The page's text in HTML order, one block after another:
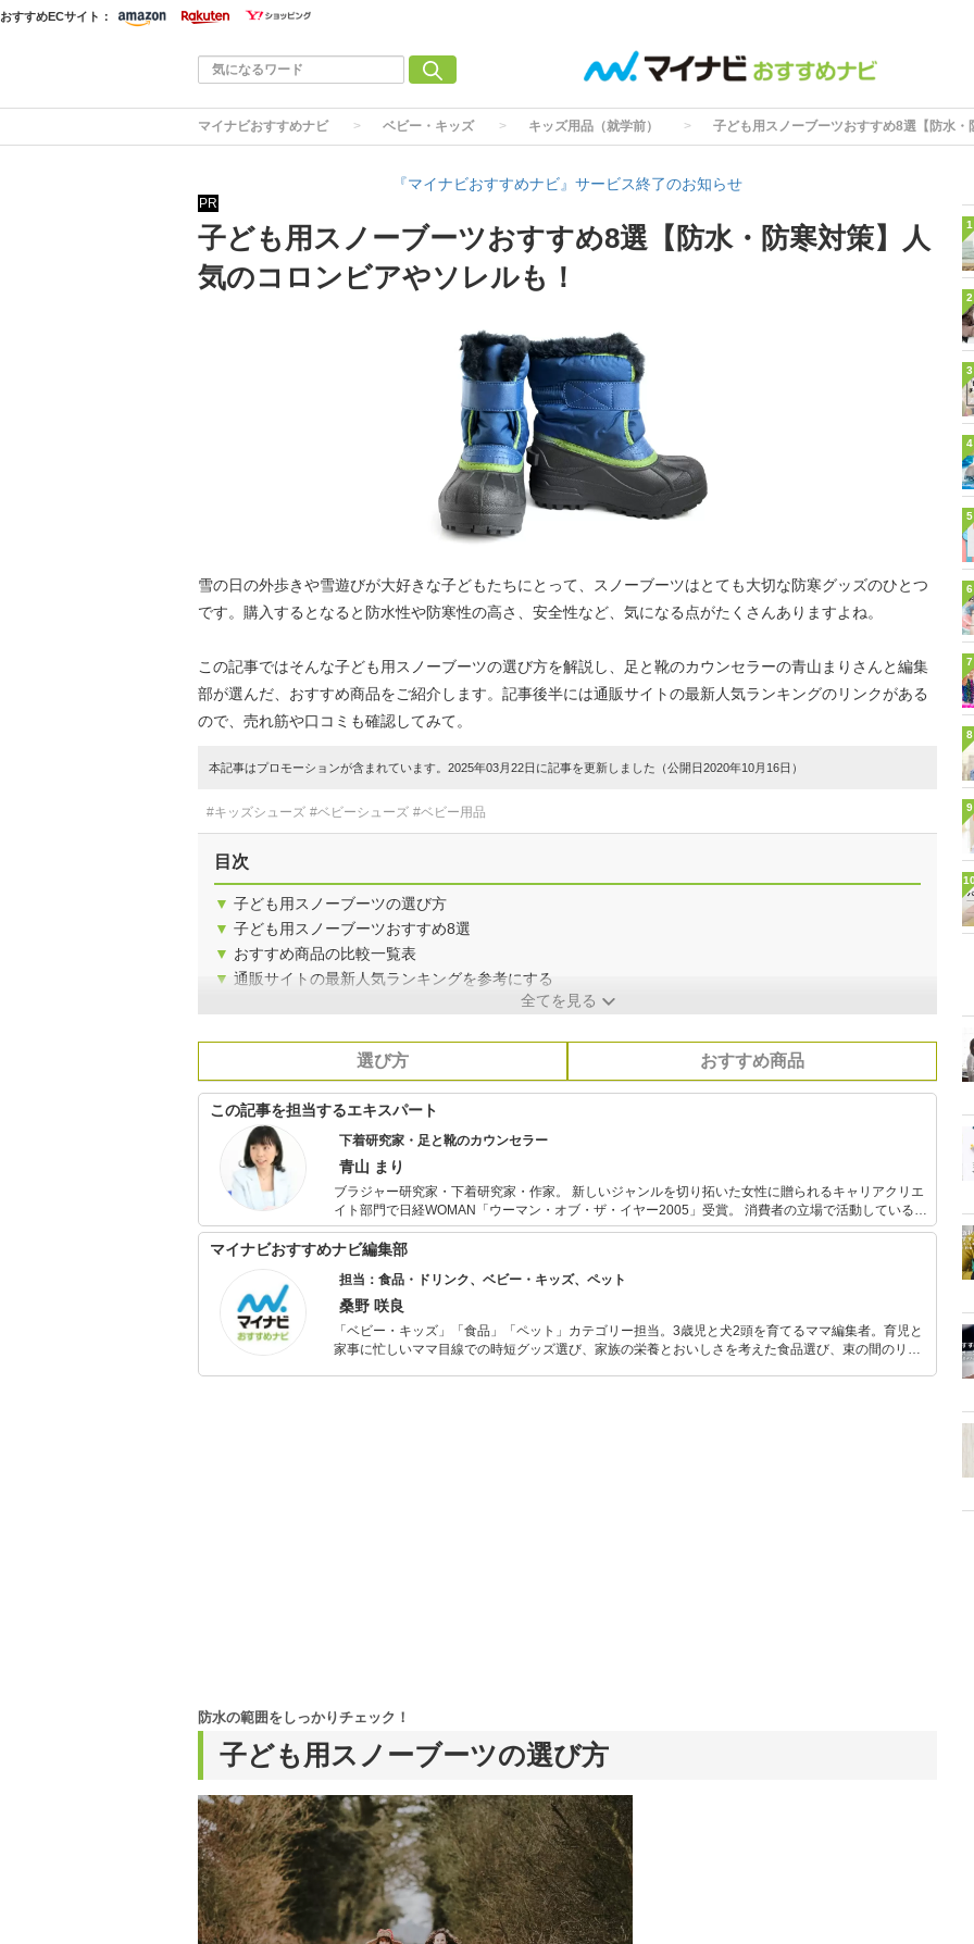
おすすめECサイト：
マイナビおすすめナビ ベビー・キッズ キッズ用品（就学前） 子ども用スノーブーツおすすめ8選【防水
『マイナビおすすめナビ』サービス終了のお知らせ
PR
子ども用スノーブーツおすすめ8選【防水・防寒対策】人
気のコロンビアやソレルも！
雪の日の外歩きや雪遊びが大好きな子どもたちにとって、スノーブーツはとても大切な防寒グッズのひとつ
です。購入するとなると防水性や防寒性の高さ、安全性など、気になる点がたくさんありますよね。
この記事ではそんな子ども用スノーブーツの選び方を解説し、足と靴のカウンセラーの青山まりさんと編集
部が選んだ、おすすめ商品をご紹介します。記事後半には通販サイトの最新人気ランキングのリンクがある
ので、売れ筋や口コミも確認してみて。
本記事はプロモーションが含まれています。2025年03月22日に記事を更新しました（公開日2020年10月16日）
#キッズシューズ #ベビーシューズ #ベビー用品
目次
▼ 子ども用スノーブーツの選び方
▼ 子ども用スノーブーツおすすめ8選
▼ おすすめ商品の比較一覧表
▼ 通販サイトの最新人気ランキングを参考にする
全てを見る
選び方 おすすめ商品
この記事を担当するエキスパート
下着研究家・足と靴のカウンセラー
青山 まり
ブラジャー研究家・下着研究家・作家。 新しいジャンルを切り拓いた女性に贈られるキャリアクリエ
イト部門で日経WOMAN「ウーマン・オブ・ザ・イヤー2005」受賞。 消費者の立場で活動している。
新聞・雑誌・講演・テレビ出演多数。著書に『ブラの本。』（サンマーク出版）『着るだけダイエッ
ト』（東邦出版）ほか多数。 また、2014年に足の怪我をしたことがきっかけで足と靴の研究を始め
術を身につける。 その後、靴工房と靴専門店にて経験を積み、現在「足と靴のカウンセラー」として
も活動中。
マイナビおすすめナビ編集部
担当：食品・ドリンク、ベビー・キッズ、ペット
桑野 咲良
「ベビー・キッズ」「食品」「ペット」カテゴリー担当。3歳児と犬2頭を育てるママ編集者。育児と
家事に忙しいママ目線での時短グッズ選び、家族の栄養とおいしさを考えた食品選び、束の間のリラ
子ども用スノーブーツの選び方
防水の範囲をしっかりチェック！
1
2
3
4
5
6
7
8
9